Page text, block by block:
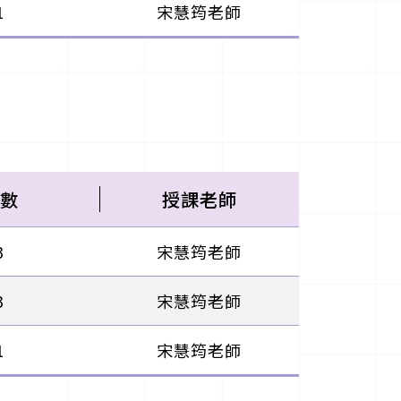
宋慧筠老師
授課老師
宋慧筠老師
宋慧筠老師
宋慧筠老師